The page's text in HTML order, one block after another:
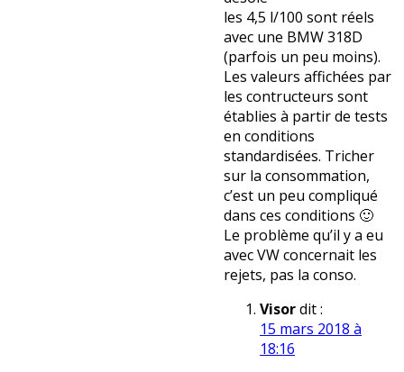
les 4,5 l/100 sont réels
avec une BMW 318D
(parfois un peu moins).
Les valeurs affichées par
les contructeurs sont
établies à partir de tests
en conditions
standardisées. Tricher
sur la consommation,
c’est un peu compliqué
dans ces conditions 🙂
Le problème qu’il y a eu
avec VW concernait les
rejets, pas la conso.
Visordit :
15 mars 2018 à
18:16